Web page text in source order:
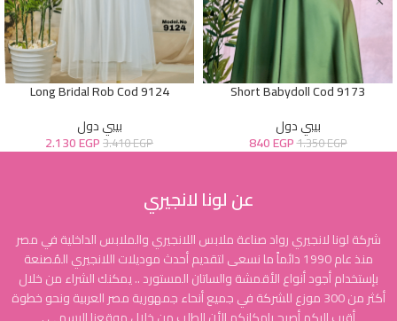
Short Babydoll Cod 9173
بيبي دول
1.350EGP
840EGP
Long Bridal Rob Cod 9124
بيبي دول
3.410EGP
2.130EGP
عن لونا لانجيري
شركة لونا لانجيري رواد صناعة ملابس اللانجيري والملابس الداخلية في مصر
منذ عام 1990 دائماً ما نسعى لتقديم أحدث موديلات اللانجيري المُصنعة
بإستخدام أجود أنواع الأقمشة والساتان المستورد .. يمكنك الشراء من خلال
أكثر من 300 موزع للشركة في جميع أنحاء جمهورية مصر العربية ونحو خطوة